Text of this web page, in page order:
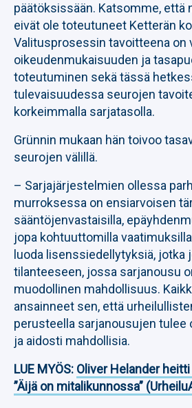
päätöksissään. Katsomme, että
eivät ole toteutuneet Ketterän
Valitusprosessin tavoitteena on
oikeudenmukaisuuden ja
toteutuminen sekä tässä
tulevaisuudessa seurojen
korkeimmalla sarjatasolla.
Grünnin mukaan hän toivoo
seurojen välillä.
– Sarjajärjestelmien ollessa
murroksessa on ensiarvoisen
sääntöjenvastaisilla,
jopa kohtuuttomilla
luoda lisenssiedellytyksiä, jotka
tilanteeseen, jossa sarjanousu
muodollinen mahdollisuus.
ansainneet sen, että
perusteella sarjanousujen tulee
ja aidosti mahdollisia.
LUE MYÖS: Oliver Helander
”Äijä on mitalikunnossa”